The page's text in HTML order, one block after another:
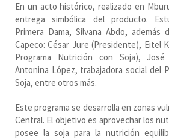
En un acto histórico, realizado en
entrega simbólica del producto.
Primera Dama, Silvana Abdo,
Capeco: César Jure (Presidente), Eitel
Programa Nutrición con Soja),
Antonina López, trabajadora social del
Soja, entre otros más.
Este programa se desarrolla en zonas
Central. El objetivo es aprovechar los
posee la soja para la nutrición